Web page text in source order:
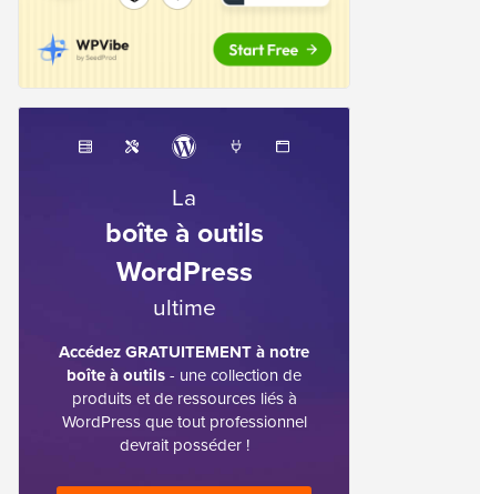
La
boîte à outils
WordPress
ultime
Accédez GRATUITEMENT à notre
boîte à outils- une collection de
produits et de ressources liés à
WordPress que tout professionnel
devrait posséder !